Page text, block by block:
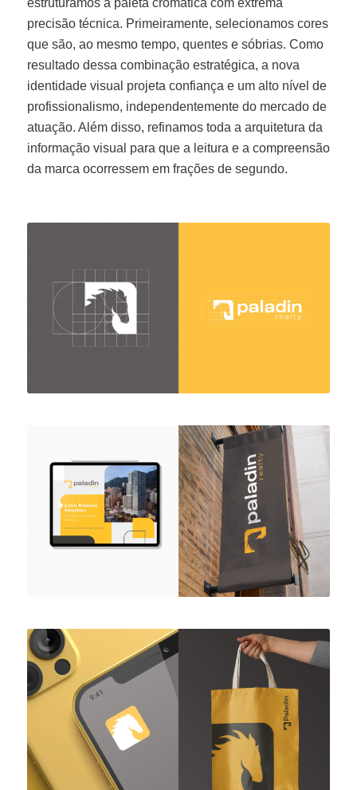
estruturamos a paleta cromática com extrema
precisão técnica. Primeiramente, selecionamos cores
que são, ao mesmo tempo, quentes e sóbrias. Como
resultado dessa combinação estratégica, a nova
identidade visual projeta confiança e um alto nível de
profissionalismo, independentemente do mercado de
atuação. Além disso, refinamos toda a arquitetura da
informação visual para que a leitura e a compreensão
da marca ocorressem em frações de segundo.